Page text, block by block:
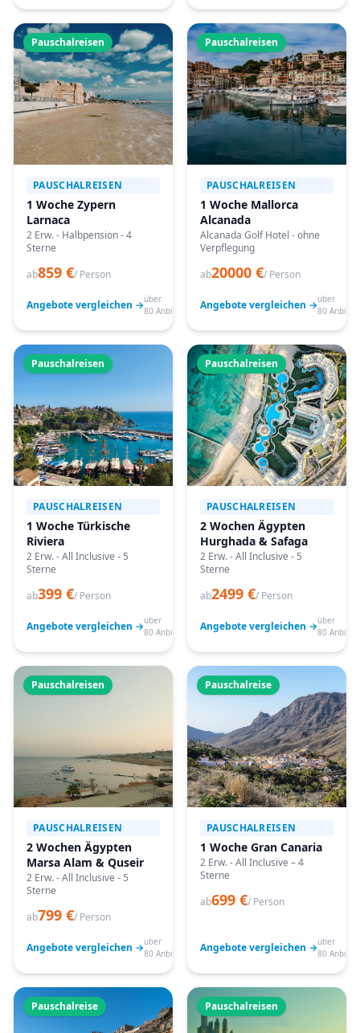
Pauschalreisen
PAUSCHALREISEN
1 Woche Zypern
Larnaca
2 Erw. - Halbpension - 4
Sterne
ab859 €/ Person
Angebote vergleichen →über
80 Anbieter
Pauschalreisen
PAUSCHALREISEN
1 Woche Mallorca
Alcanada
Alcanada Golf Hotel - ohne
Verpflegung
ab20000 €/ Person
Angebote vergleichen →über
80
Pauschalreisen
PAUSCHALREISEN
1 Woche Türkische
Riviera
2 Erw. - All Inclusive - 5
Sterne
ab399 €/ Person
Angebote vergleichen →über
80 Anbieter
Pauschalreisen
PAUSCHALREISEN
2 Wochen Ägypten
Hurghada & Safaga
2 Erw. - All Inclusive - 5
Sterne
ab2499 €/ Person
Angebote vergleichen →über
80
Pauschalreisen
PAUSCHALREISEN
2 Wochen Ägypten
Marsa Alam & Quseir
2 Erw. - All Inclusive - 5
Sterne
ab799 €/ Person
Angebote vergleichen →über
80 Anbieter
Pauschalreise
PAUSCHALREISEN
1 Woche Gran Canaria
2 Erw. - All Inclusive – 4
Sterne
ab699 €/ Person
Angebote vergleichen →über
80
Pauschalreise Pauschalreisen